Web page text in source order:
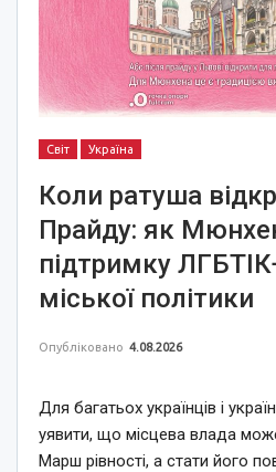
Світ Україна
Коли ратуша
Прайду: як
підтримку
міської політики
Опубліковано 4.08.2026
Для багатьох українців і
уявити, що місцева влада
Марш рівності, а стати його